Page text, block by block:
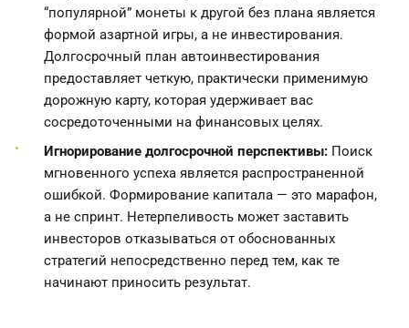
“популярной” монеты к другой без плана является
формой азартной игры, а не инвестирования.
Долгосрочный план автоинвестирования
предоставляет четкую, практически применимую
дорожную карту, которая удерживает вас
сосредоточенными на финансовых целях.
Игнорирование долгосрочной перспективы: Поиск
мгновенного успеха является распространенной
ошибкой. Формирование капитала — это марафон,
а не спринт. Нетерпеливость может заставить
инвесторов отказываться от обоснованных
стратегий непосредственно перед тем, как те
начинают приносить результат.